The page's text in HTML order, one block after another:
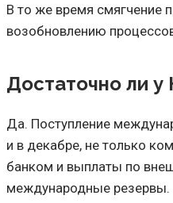
В то же время смягчение
возобновлению
Достаточно ли
Да. Поступление
и в декабре, не только
банком и выплаты по
международные резервы.